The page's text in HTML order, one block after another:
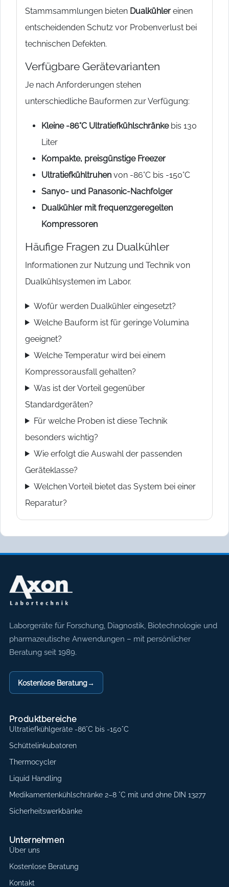
Stammsammlungen bieten Dualkühler einen
entscheidenden Schutz vor Probenverlust bei
technischen Defekten.
Verfügbare Gerätevarianten
Je nach Anforderungen stehen
unterschiedliche Bauformen zur Verfügung:
Kleine -86°C Ultratiefkühlschränkebis 130
Liter
Kompakte, preisgünstige Freezer
Ultratiefkühltruhen von -86°C bis -150°C
Sanyo- und Panasonic-Nachfolger
Dualkühler mit frequenzgeregelten
Kompressoren
Häufige Fragen zu Dualkühler
Informationen zur Nutzung und Technik von
Dualkühlsystemen im Labor.
Wofür werden Dualkühler eingesetzt?
Welche Bauform ist für geringe Volumina
geeignet?
Welche Temperatur wird bei einem
Kompressorausfall gehalten?
Was ist der Vorteil gegenüber
Standardgeräten?
Für welche Proben ist diese Technik
besonders wichtig?
Wie erfolgt die Auswahl der passenden
Geräteklasse?
Welchen Vorteil bietet das System bei einer
Reparatur?
Axon Labortechnik
Laborgeräte für Forschung, Diagnostik, Biotechnologie und
pharmazeutische Anwendungen – mit persönlicher
Beratung seit 1989.
Kostenlose Beratung→
Produktbereiche
Ultratiefkühlgeräte -86°C bis -150°C
Schüttelinkubatoren
Thermocycler
Liquid Handling
Medikamentenkühlschränke 2–8 °C mit und ohne DIN 13277
Sicherheitswerkbänke
Unternehmen
Über uns
Kostenlose Beratung
Kontakt